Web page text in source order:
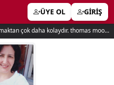
ÜYE OL GİRİŞ
En iyi yolu bulmak, en kötüsünü bulmaktan çok daha kolaydır. thomas moore